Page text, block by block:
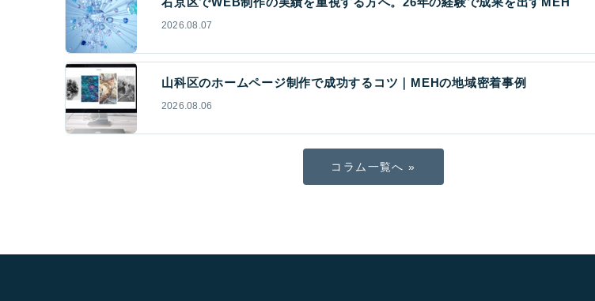
2026.08.07
山科区のホームページ制作で成功するコツ｜MEHの地域密着事例
2026.08.06
コラム一覧へ »